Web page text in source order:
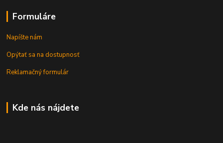
Formuláre
Napíšte nám
Opýtať sa na dostupnosť
Reklamačný formulár
Kde nás nájdete